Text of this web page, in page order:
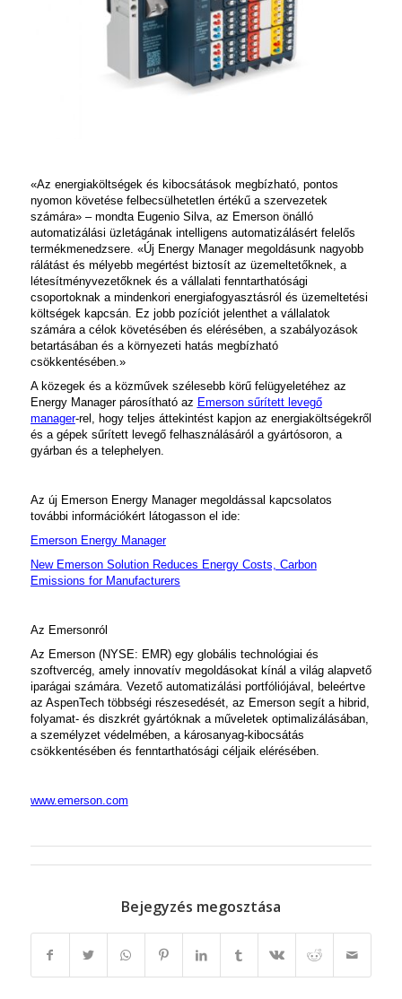
«Az energiaköltségek és kibocsátások megbízható, pontos
nyomon követése felbecsülhetetlen értékű a szervezetek
számára» – mondta Eugenio Silva, az Emerson önálló
automatizálási üzletágának intelligens automatizálásért felelős
termékmenedzsere. «Új Energy Manager megoldásunk nagyobb
rálátást és mélyebb megértést biztosít az üzemeltetőknek, a
létesítményvezetőknek és a vállalati fenntarthatósági
csoportoknak a mindenkori energiafogyasztásról és üzemeltetési
költségek kapcsán. Ez jobb pozíciót jelenthet a vállalatok
számára a célok követésében és elérésében, a szabályozások
betartásában és a környezeti hatás megbízható
csökkentésében.»
A közegek és a közművek szélesebb körű felügyeletéhez az
Energy Manager párosítható az Emerson sűrített levegő
manager-rel, hogy teljes áttekintést kapjon az energiaköltségekről
és a gépek sűrített levegő felhasználásáról a gyártósoron, a
gyárban és a telephelyen.
Az új Emerson Energy Managermegoldással kapcsolatos
további információkért látogasson el ide:
Emerson Energy Manager
New Emerson Solution Reduces Energy Costs, Carbon
Emissions for Manufacturers
Az Emersonról
Az Emerson (NYSE: EMR) egy globális technológiai és
szoftvercég, amely innovatív megoldásokat kínál a világ alapvető
iparágai számára. Vezető automatizálási portfóliójával, beleértve
az AspenTech többségi részesedését, az Emerson segít a hibrid,
folyamat- és diszkrét gyártóknak a műveletek optimalizálásában,
a személyzet védelmében, a károsanyag-kibocsátás
csökkentésében és fenntarthatósági céljaik elérésében.
www.emerson.com
Bejegyzés megosztása